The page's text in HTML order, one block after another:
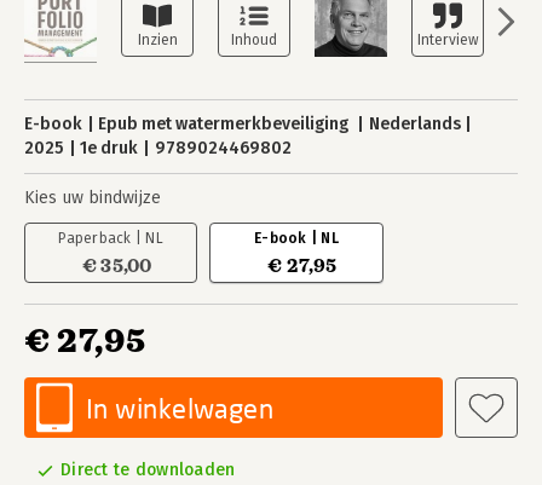
E-book Epub met watermerkbeveiliging
Nederlands
2025
1e druk 9789024469802
Kies uw bindwijze
Paperback | NL
€ 35,00
E-book | NL
€ 27,95
€ 27,95
In winkelwagen
Direct te downloaden